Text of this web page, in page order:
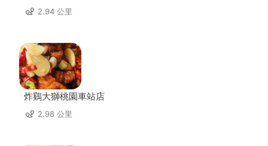
2.94 公里
炸鷄大獅桃園車站店
2.98 公里